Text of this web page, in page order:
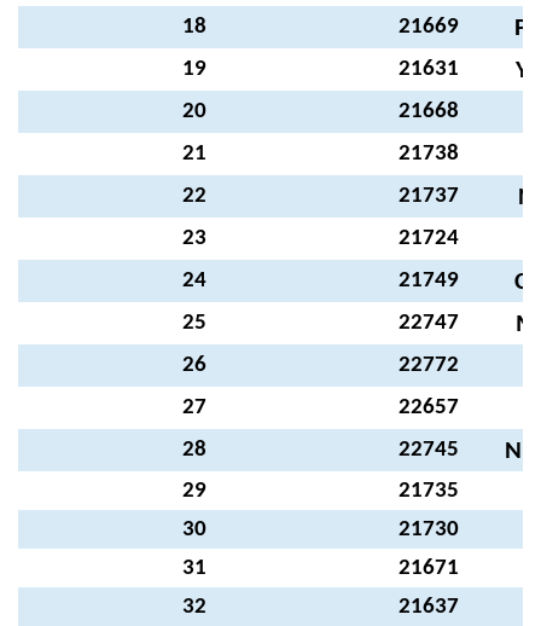
18 21669
19 21631
20 21668
21 21738
22 21737
23 21724
24 21749
25 22747
26 22772
27 22657
28 22745
29 21735
30
21730
31
21671
32
21637